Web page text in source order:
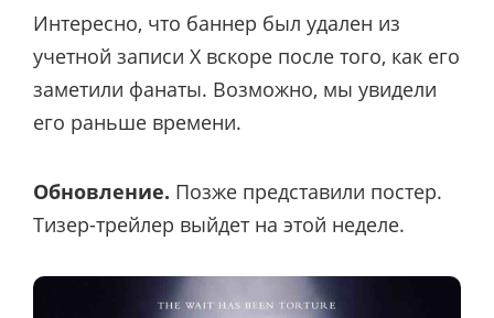
Интересно, что баннер был удален из
учетной записи X вскоре после того, как его
заметили фанаты. Возможно, мы увидели
его раньше времени.
Обновление. Позже представили постер.
Тизер-трейлер выйдет на этой неделе.